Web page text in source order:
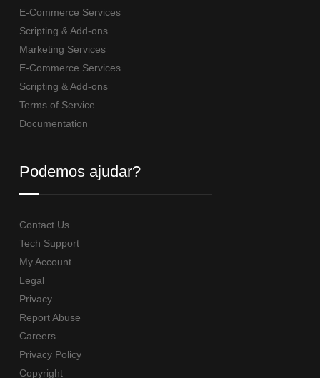
E-Commerce Services
Scripting & Add-ons
Marketing Services
E-Commerce Services
Scripting & Add-ons
Terms of Service
Documentation
Podemos ajudar?
Contact Us
Tech Support
My Account
Legal
Privacy
Report Abuse
Careers
Privacy Policy
Copyright